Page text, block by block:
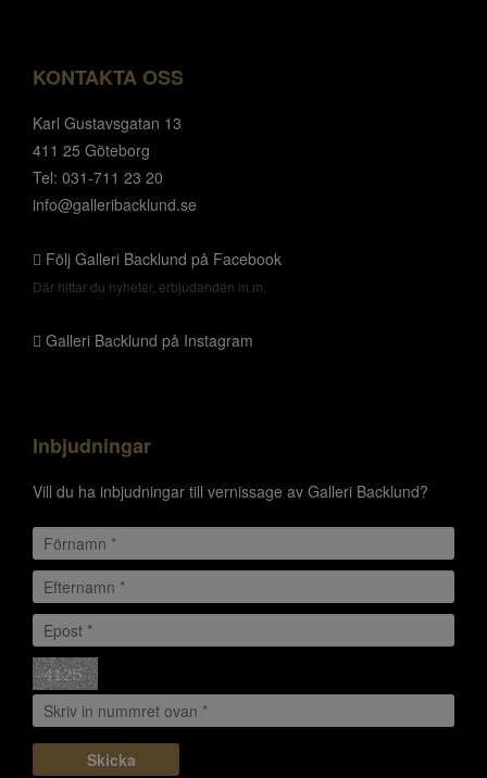
KONTAKTA OSS
Karl Gustavsgatan 13
411 25 Göteborg
Tel: 031-711 23 20
info@galleribacklund.se
Följ Galleri Backlund på Facebook
Där hittar du nyheter, erbjudanden m.m.
Galleri Backlund på Instagram
Inbjudningar
Vill du ha inbjudningar till vernissage av Galleri Backlund?